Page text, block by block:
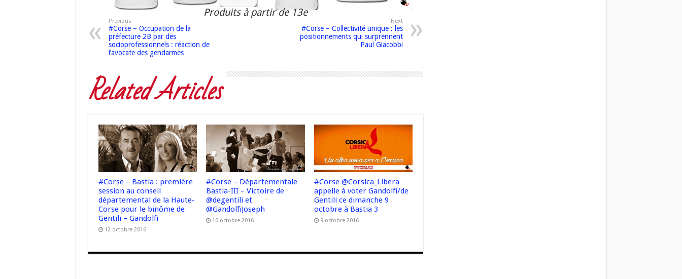
Produits à partir de 13e
Previous
#Corse – Occupation de la
préfecture 2B par des
socioprofessionnels : réaction de
l’avocate des gendarmes
Next
#Corse – Collectivité unique : les
positionnements qui surprennent
Paul Giacobbi
Related Articles
#Corse – Bastia : première
session au conseil
départemental de la Haute-
Corse pour le binôme de
Gentili – Gandolfi
12 octobre 2016
#Corse – Départementale
Bastia-III – Victoire de
@degentili et
@GandolfiJoseph
10 octobre 2016
#Corse @Corsica_Libera
appelle à voter Gandolfi/de
Gentili ce dimanche 9
octobre à Bastia 3
9 octobre 2016